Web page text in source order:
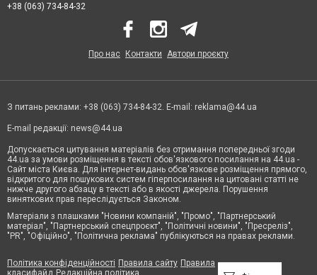
+38 (063) 734-84-32
Про нас Контакти Автори проєкту
З питань реклами: +38 (063) 734-84-32. E-mail: reklama@44.ua
E-mail редакції: news@44.ua
Допускається цитування матеріалів без отримання попередньої згоди
44.ua за умови розміщення в тексті обов'язкового посилання на 44.ua -
Сайт міста Києва. Для інтернет-видань обов'язкове розміщення прямого,
відкритого для пошукових систем гіперпосилання на цитовані статті не
нижче другого абзацу в тексті або в якості джерела. Порушення
виняткових прав переслідується Законом.
Матеріали з плашками "Новини компаній", "Промо", "Партнерський
матеріал", "Партнерський спецпроєкт", "Політичні новини", "Пресреліз",
"PR", "Офіційно", "Політична реклама" публікуються на правах реклами.
Політика конфіденційності Правила сайту Правила
класифайд Редакційна політика